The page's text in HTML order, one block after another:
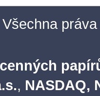
práva
, NASDAQ,